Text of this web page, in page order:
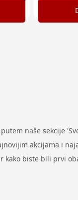
naše sekcije
akcijama i
biste bili prvi